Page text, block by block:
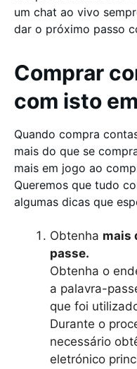
um chat ao vivo
dar o próximo passo
Comprar
com isto
Quando compra
mais do que se
mais em jogo ao
Queremos que tudo
algumas dicas que
Obtenha mais
passe.
Obtenha o
a palavra-
que foi
Durante o
necessário
eletrónico